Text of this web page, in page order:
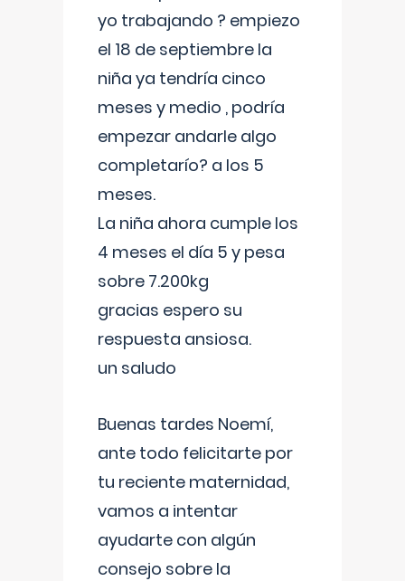
yo trabajando ? empiezo
el 18 de septiembre la
niña ya tendría cinco
meses y medio , podría
empezar andarle algo
completarío? a los 5
meses.
La niña ahora cumple los
4 meses el día 5 y pesa
sobre 7.200kg
gracias espero su
respuesta ansiosa.
un saludo
Buenas tardes Noemí,
ante todo felicitarte por
tu reciente maternidad,
vamos a intentar
ayudarte con algún
consejo sobre la